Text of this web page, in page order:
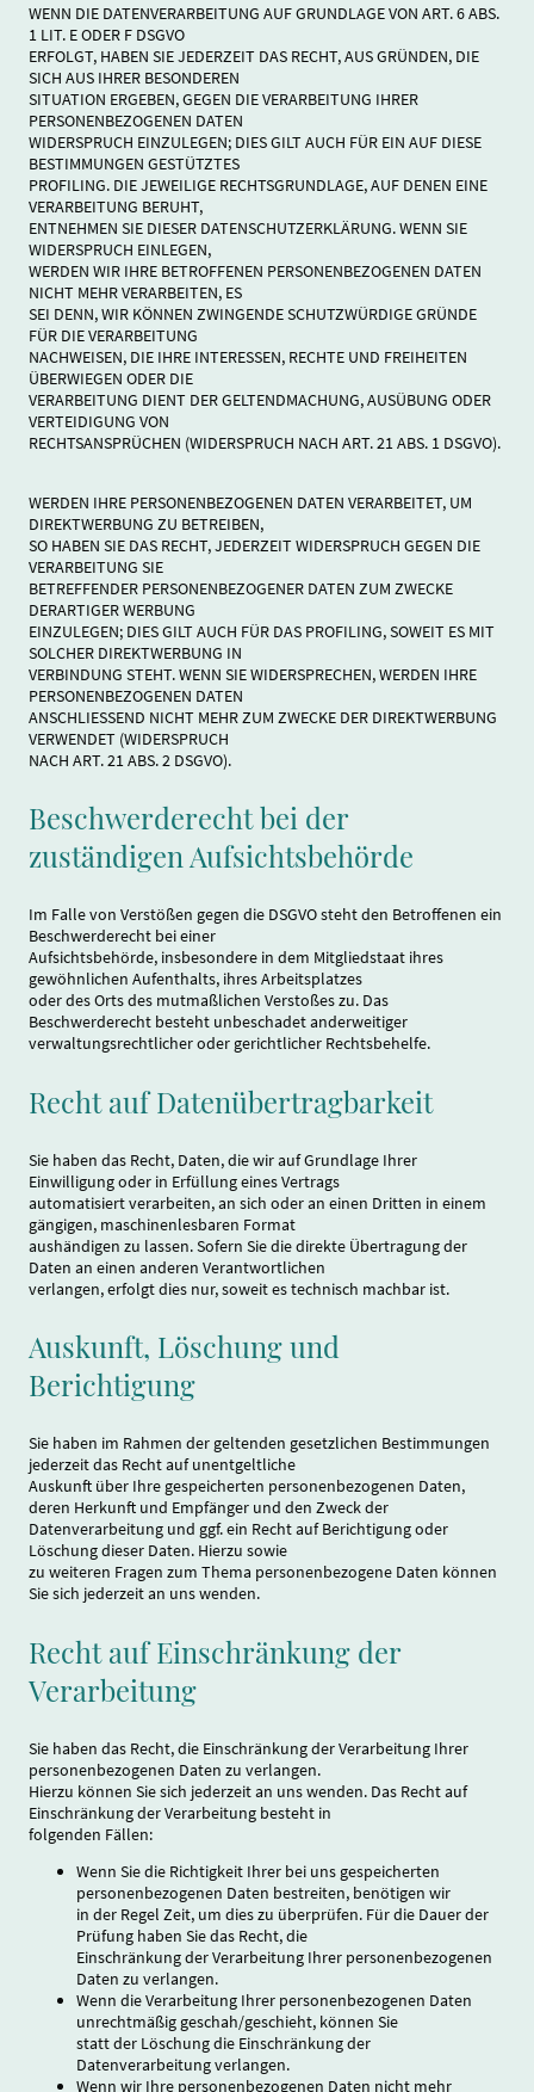
WENN DIE DATENVERARBEITUNG AUF GRUNDLAGE VON ART. 6 ABS.
1 LIT. E ODER F DSGVO
ERFOLGT, HABEN SIE JEDERZEIT DAS RECHT, AUS GRÜNDEN, DIE
SICH AUS IHRER BESONDEREN
SITUATION ERGEBEN, GEGEN DIE VERARBEITUNG IHRER
PERSONENBEZOGENEN DATEN
WIDERSPRUCH EINZULEGEN; DIES GILT AUCH FÜR EIN AUF DIESE
BESTIMMUNGEN GESTÜTZTES
PROFILING. DIE JEWEILIGE RECHTSGRUNDLAGE, AUF DENEN EINE
VERARBEITUNG BERUHT,
ENTNEHMEN SIE DIESER DATENSCHUTZERKLÄRUNG. WENN SIE
WIDERSPRUCH EINLEGEN,
WERDEN WIR IHRE BETROFFENEN PERSONENBEZOGENEN DATEN
NICHT MEHR VERARBEITEN, ES
SEI DENN, WIR KÖNNEN ZWINGENDE SCHUTZWÜRDIGE GRÜNDE
FÜR DIE VERARBEITUNG
NACHWEISEN, DIE IHRE INTERESSEN, RECHTE UND FREIHEITEN
ÜBERWIEGEN ODER DIE
VERARBEITUNG DIENT DER GELTENDMACHUNG, AUSÜBUNG ODER
VERTEIDIGUNG VON
RECHTSANSPRÜCHEN (WIDERSPRUCH NACH ART. 21 ABS. 1 DSGVO).
WERDEN IHRE PERSONENBEZOGENEN DATEN VERARBEITET, UM
DIREKTWERBUNG ZU BETREIBEN,
SO HABEN SIE DAS RECHT, JEDERZEIT WIDERSPRUCH GEGEN DIE
VERARBEITUNG SIE
BETREFFENDER PERSONENBEZOGENER DATEN ZUM ZWECKE
DERARTIGER WERBUNG
EINZULEGEN; DIES GILT AUCH FÜR DAS PROFILING, SOWEIT ES MIT
SOLCHER DIREKTWERBUNG IN
VERBINDUNG STEHT. WENN SIE WIDERSPRECHEN, WERDEN IHRE
PERSONENBEZOGENEN DATEN
ANSCHLIESSEND NICHT MEHR ZUM ZWECKE DER DIREKTWERBUNG
VERWENDET (WIDERSPRUCH
NACH ART. 21 ABS. 2 DSGVO).
Beschwerderecht bei der
zuständigen Aufsichtsbehörde
Im Falle von Verstößen gegen die DSGVO steht den Betroffenen ein
Beschwerderecht bei einer
Aufsichtsbehörde, insbesondere in dem Mitgliedstaat ihres
gewöhnlichen Aufenthalts, ihres Arbeitsplatzes
oder des Orts des mutmaßlichen Verstoßes zu. Das
Beschwerderecht besteht unbeschadet anderweitiger
verwaltungsrechtlicher oder gerichtlicher Rechtsbehelfe.
Recht auf Datenübertragbarkeit
Sie haben das Recht, Daten, die wir auf Grundlage Ihrer
Einwilligung oder in Erfüllung eines Vertrags
automatisiert verarbeiten, an sich oder an einen Dritten in einem
gängigen, maschinenlesbaren Format
aushändigen zu lassen. Sofern Sie die direkte Übertragung der
Daten an einen anderen Verantwortlichen
verlangen, erfolgt dies nur, soweit es technisch machbar ist.
Auskunft, Löschung und
Berichtigung
Sie haben im Rahmen der geltenden gesetzlichen Bestimmungen
jederzeit das Recht auf unentgeltliche
Auskunft über Ihre gespeicherten personenbezogenen Daten,
deren Herkunft und Empfänger und den Zweck der
Datenverarbeitung und ggf. ein Recht auf Berichtigung oder
Löschung dieser Daten. Hierzu sowie
zu weiteren Fragen zum Thema personenbezogene Daten können
Sie sich jederzeit an uns wenden.
Recht auf Einschränkung der
Verarbeitung
Sie haben das Recht, die Einschränkung der Verarbeitung Ihrer
personenbezogenen Daten zu verlangen.
Hierzu können Sie sich jederzeit an uns wenden. Das Recht auf
Einschränkung der Verarbeitung besteht in
folgenden Fällen:
Wenn Sie die Richtigkeit Ihrer bei uns gespeicherten
personenbezogenen Daten bestreiten, benötigen wir
in der Regel Zeit, um dies zu überprüfen. Für die Dauer der
Prüfung haben Sie das Recht, die
Einschränkung der Verarbeitung Ihrer personenbezogenen
Daten zu verlangen.
Wenn die Verarbeitung Ihrer personenbezogenen Daten
unrechtmäßig geschah/geschieht, können Sie
statt der Löschung die Einschränkung der
Datenverarbeitung verlangen.
Wenn wir Ihre personenbezogenen Daten nicht mehr